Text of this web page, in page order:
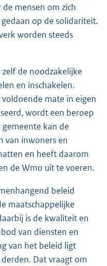
mensen om zich
op de solidariteit.
worden steeds
de noodzakelijke
en inschakelen.
mate in eigen
wordt een beroep
kan de
van inwoners en
en heeft daarom
de Wmo uit te voeren.
beleid
maatschappelijke
is de kwaliteit en
van diensten en
van het beleid ligt
Dat vraagt om